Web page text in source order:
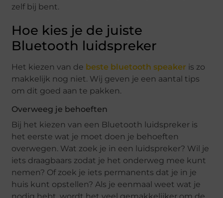
zelf bij bent.
Hoe kies je de juiste
Bluetooth luidspreker
Het kiezen van de beste bluetooth speaker is zo
makkelijk nog niet. Wij geven je een aantal tips
om dit goed aan te pakken.
Overweeg je behoeften
Bij het kiezen van een Bluetooth luidspreker is
het eerste wat je moet doen je behoeften
overwegen. Wat zoek je in een luidspreker? Wil je
iets draagbaars zodat je het onderweg mee kunt
nemen? Of zoek je iets permanents dat je in je
huis kunt opstellen? Als je eenmaal weet wat je